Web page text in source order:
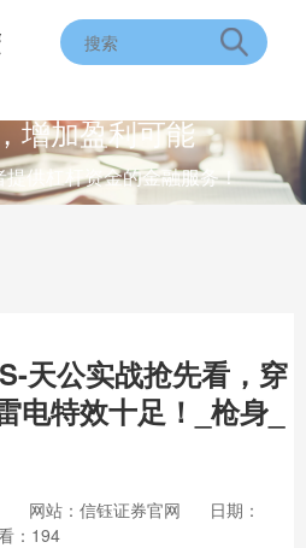
增加盈利可能
供杠杆资金的金融服务！
天公实战抢先看，穿
电特效十足！_枪身_
网站：信钰证券官网
日期：
：194